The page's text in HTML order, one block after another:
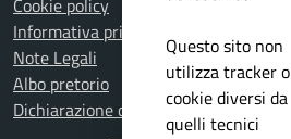
Cookie policy
Informativa privacy
Note Legali
Albo pretorio
Dichiarazione di accessibilità
Questo sito non
utilizza tracker o
cookie diversi da
quelli tecnici